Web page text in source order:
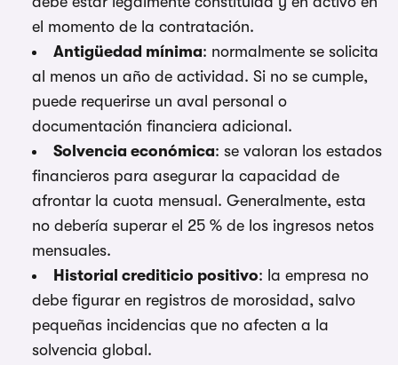
el momento de la contratación.
Antigüedad mínima: normalmente se solicita
al menos un año de actividad. Si no se cumple,
puede requerirse un aval personal o
documentación financiera adicional.
Solvencia económica: se valoran los estados
financieros para asegurar la capacidad de
afrontar la cuota mensual. Generalmente, esta
no debería superar el 25 % de los ingresos netos
mensuales.
Historial crediticio positivo: la empresa no
debe figurar en registros de morosidad, salvo
pequeñas incidencias que no afecten a la
solvencia global.